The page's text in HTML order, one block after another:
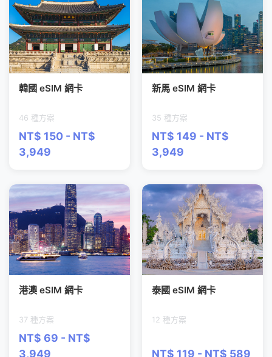
韓國 eSIM 網卡
46 種方案
NT$ 150 - NT$
3,949
新馬 eSIM 網卡
35 種方案
NT$ 149 - NT$
3,949
港澳 eSIM 網卡
37 種方案
NT$ 69 - NT$
3,949
泰國 eSIM 網卡
12 種方案
NT$ 119 - NT$ 589